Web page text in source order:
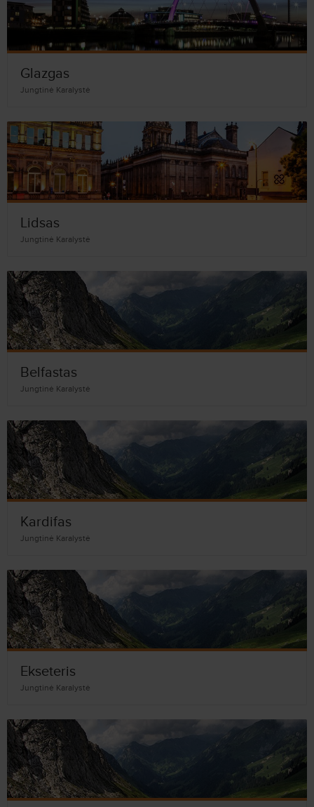
Glazgas
Jungtinė Karalystė
Lidsas
Jungtinė Karalystė
Belfastas
Jungtinė Karalystė
Kardifas
Jungtinė Karalystė
Ekseteris
Jungtinė Karalystė